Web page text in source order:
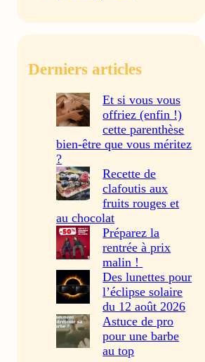
Derniers articles
Et si vous vous
offriez (enfin !)
cette parenthèse
bien-être que vous méritez
?
Recette de
clafoutis aux
fruits rouges et
au chocolat
Préparez la
rentrée à prix
malin !
Des lunettes pour
l’éclipse solaire
du 12 août 2026
Astuce de pro
pour une barbe
au top